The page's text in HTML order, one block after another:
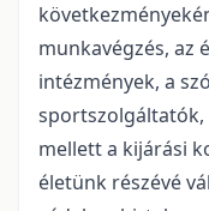
munkavégzés, az
intézmények, a
sportszolgáltatók,
mellett a kijárási
életünk részévé